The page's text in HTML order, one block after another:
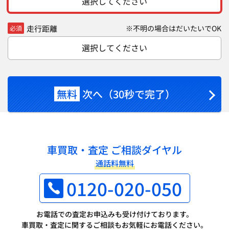
必須 走行距離 ※不明の場合はだいたいでOK
選択してください
無料 次へ（30秒で完了）
車買取・査定 ご相談ダイヤル
通話料無料
0120-020-050
お電話での査定お申込みも受け付けております。
車買取・査定に関するご相談もお気軽にお電話ください。